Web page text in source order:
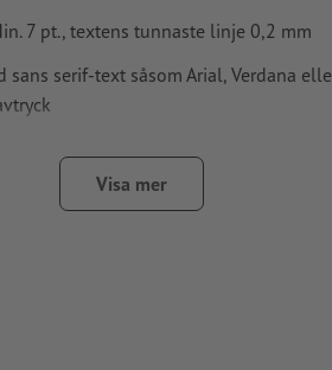
7 pt., textens tunnaste linje 0,2 mm
sans serif-text såsom Arial, Verdana
1 pt. (0,4 mm)Visa mer